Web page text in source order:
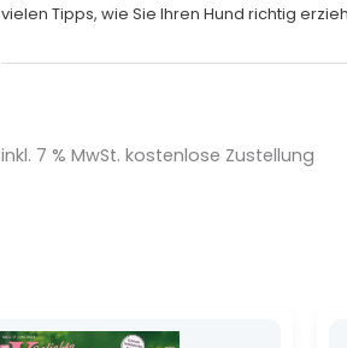
vielen Tipps, wie Sie Ihren Hund richtig
inkl. 7 % MwSt. kostenlose Zustellung